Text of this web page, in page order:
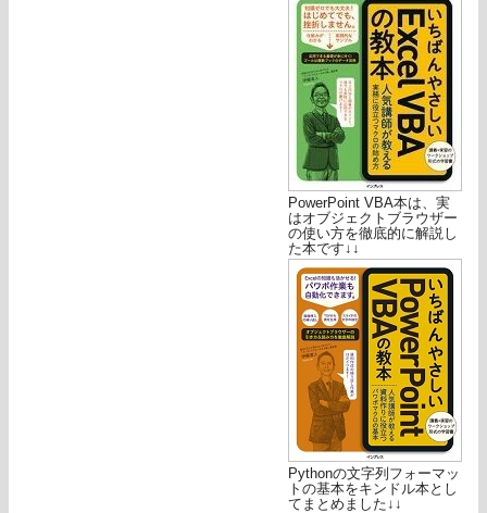
PowerPoint VBA本は、実
はオブジェクトブラウザー
の使い方を徹底的に解説し
た本です↓↓
Pythonの文字列フォーマッ
トの基本をキンドル本とし
てまとめました↓↓